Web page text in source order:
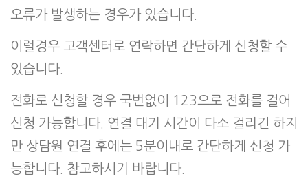
오류가 발생하는 경우가 있습니다.
이럴경우 고객센터로 연락하면 간단하게 신청할 수
있습니다.
전화로 신청할 경우 국번없이 123으로 전화를 걸어
신청 가능합니다. 연결 대기 시간이 다소 걸리긴 하지
만 상담원 연결 후에는 5분이내로 간단하게 신청 가
능합니다. 참고하시기 바랍니다.